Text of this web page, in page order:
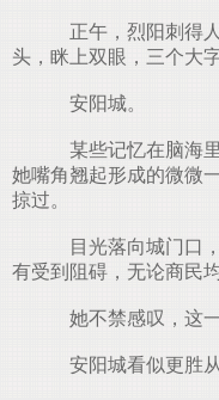
正午，烈阳刺得
头，眯上双眼，三个大
安阳城。
某些记忆在脑海
她嘴角翘起形成的微微
掠过。
目光落向城门口
有受到阻碍，无论商民
她不禁感叹，这
安阳城看似更胜